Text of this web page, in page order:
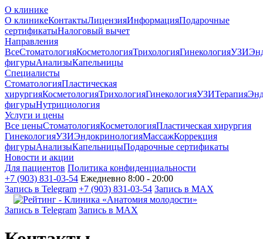
О клинике
О клиникеКонтактыЛицензияИнформацияПодарочные
сертификатыНалоговый вычет
Направления
ВсеСтоматологияКосметологияТрихологияГинекологияУЗИ
фигурыАнализыКапельницы
Специалисты
СтоматологияПластическая
хирургияКосметологияТрихологияГинекологияУЗИТерапия
фигурыНутрициология
Услуги и цены
Все ценыСтоматологияКосметологияПластическая хирургия
ГинекологияУЗИЭндокринологияМассажКоррекция
фигурыАнализыКапельницыПодарочные сертификаты
Новости и акции
Для пациентов Политика конфиденциальности
+7 (903) 831-03-54 Ежедневно 8:00 - 20:00
Запись в Telegram +7 (903) 831-03-54 Запись в MAX
Запись в Telegram Запись в MAX